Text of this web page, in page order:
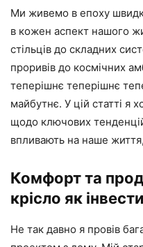
Ми живемо в епоху
в кожен аспект нашого
стільців до складних
проривів до космічних
теперішнє теперішнє
майбутнє. У цій статті я
щодо ключових
впливають на наше життя,
Комфорт та
крісло як
Не так давно я провів